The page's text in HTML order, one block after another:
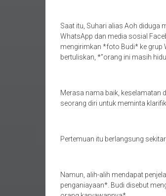
Saat itu, Suhari alias Aoh
WhatsApp dan media sosial
mengirimkan *foto Budi* ke
bertuliskan, *”orang ini masih
Merasa nama baik, keselamatan
seorang diri untuk meminta
Pertemuan itu berlangsung
Namun, alih-alih mendapat
penganiayaan*. Budi disebut